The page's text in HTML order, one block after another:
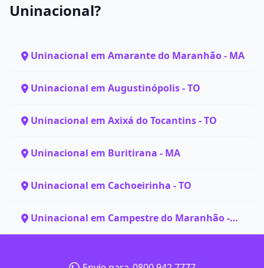
Uninacional?
Uninacional em Amarante do Maranhão - MA
Uninacional em Augustinópolis - TO
Uninacional em Axixá do Tocantins - TO
Uninacional em Buritirana - MA
Uninacional em Cachoeirinha - TO
Uninacional em Campestre do Maranhão -
MA